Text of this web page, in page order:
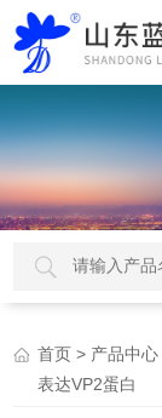
首页 > 产品中心
表达VP2蛋白